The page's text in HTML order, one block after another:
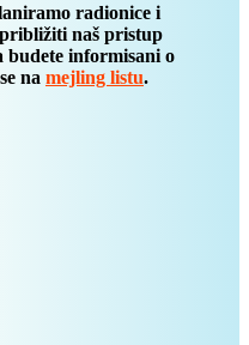
radionice i
naš pristup
budete informisani o
na mejling listu.